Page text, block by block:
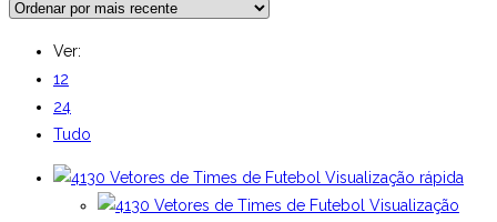
Ver:
12
24
Tudo
Visualização rápida
Visualização